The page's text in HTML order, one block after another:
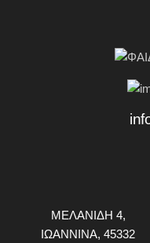
ΜΕΛΑΝΙΔΗ 4,
ΙΩΑΝΝΙΝΑ, 45332